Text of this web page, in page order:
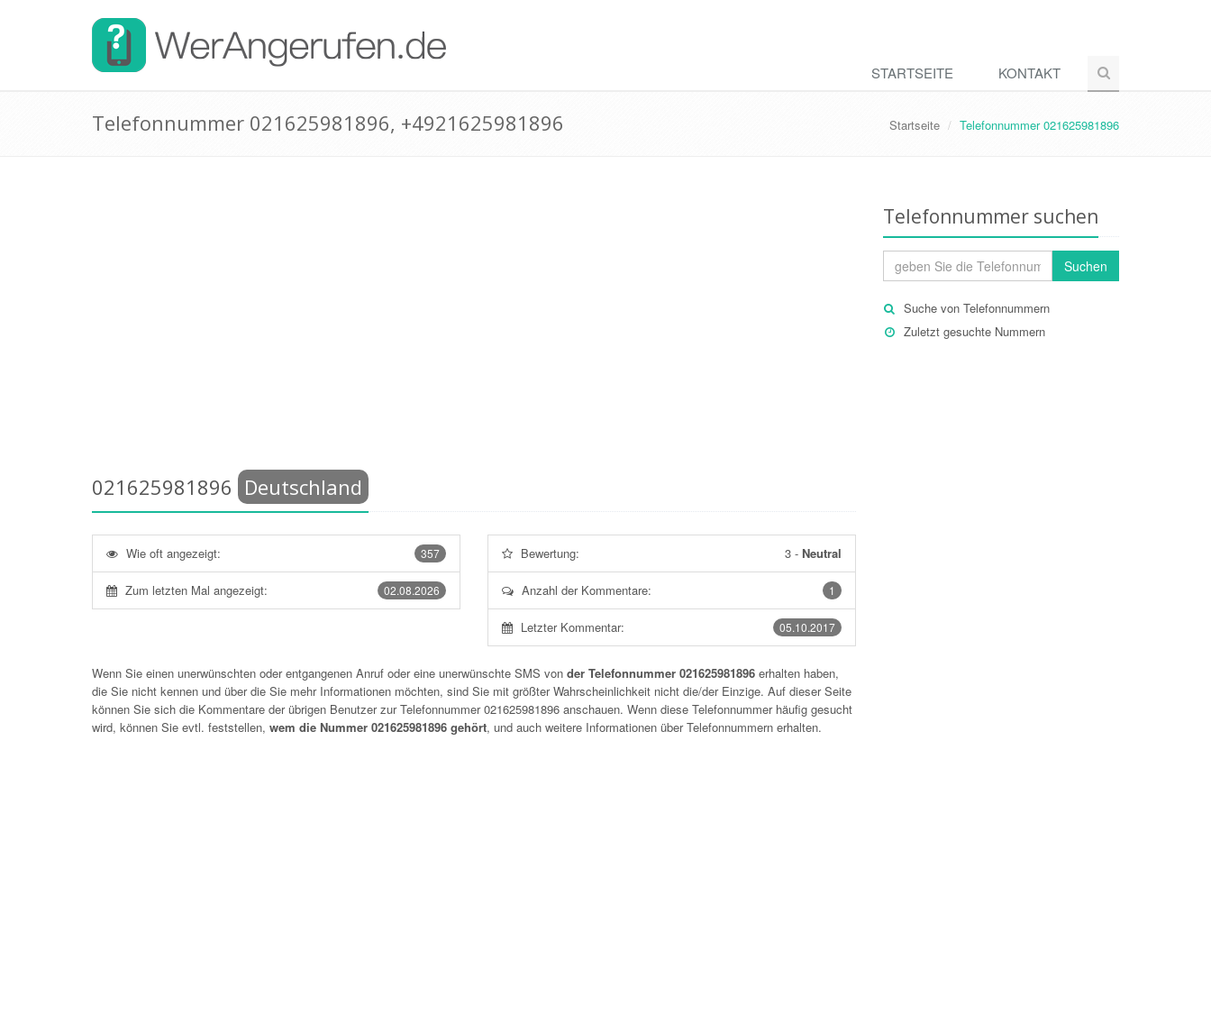
STARTSEITE KONTAKT
Telefonnummer 021625981896, +4921625981896 Startseite Telefonnummer 021625981896
021625981896 Deutschland
357
Wie oft angezeigt:
02.08.2026
Zum letzten Mal angezeigt:
Bewertung: 3- Neutral
1
Anzahl der Kommentare:
05.10.2017
Letzter Kommentar:
Wenn Sie einen unerwünschten oder entgangenen Anruf oder eine unerwünschte SMS von der Telefonnummer 021625981896 erhalten haben,
die Sie nicht kennen und über die Sie mehr Informationen möchten, sind Sie mit größter Wahrscheinlichkeit nicht die/der Einzige. Auf dieser Seite
können Sie sich die Kommentare der übrigen Benutzer zur Telefonnummer021625981896 anschauen. Wenn diese Telefonnummer häufig gesucht
wird, können Sie evtl. feststellen, wem die Nummer 021625981896 gehört, und auch weitere Informationen über Telefonnummern erhalten.
Telefonnummer suchen
Suchen
Suche von Telefonnummern
Zuletzt gesuchte Nummern